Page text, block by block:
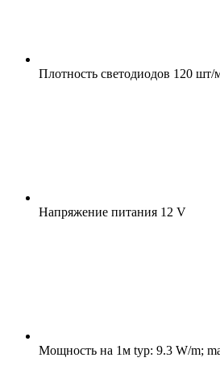
Плотность светодиодов 120 шт/
Напряжение питания 12 V
Мощность на 1м typ: 9.3 W/m;